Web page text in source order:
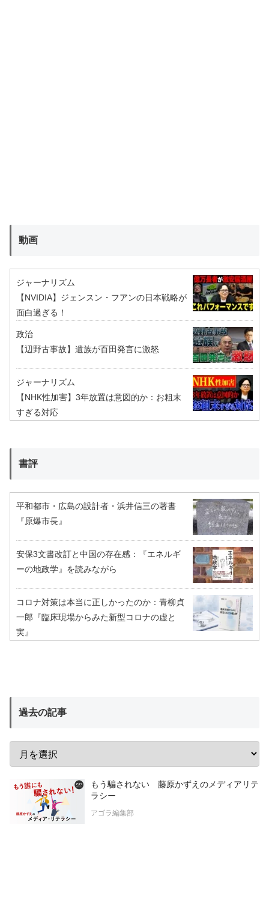
動画
ジャーナリズム
【NVIDIA】ジェンスン・フアンの日本戦略が
面白過ぎる！
政治
【辺野古事故】遺族が百田発言に激怒
ジャーナリズム
【NHK性加害】3年放置は意図的か：お粗末
すぎる対応
書評
平和都市・広島の設計者・浜井信三の著書
『原爆市長』
安保3文書改訂と中国の存在感：『エネルギ
ーの地政学』を読みながら
コロナ対策は本当に正しかったのか：青柳貞
一郎『臨床現場からみた新型コロナの虚と
実』
過去の記事
もう騙されない 藤原かずえのメディアリテ
ラシー
アゴラ編集部